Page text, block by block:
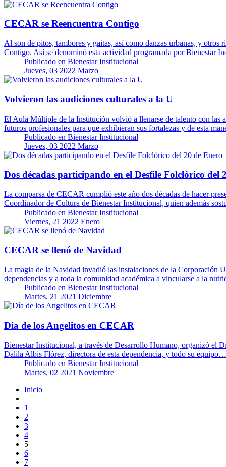
CECAR se Reencuentra Contigo
Al son de pitos, tambores y gaitas, así como danzas urbanas, y otros
Contigo. Así se denominó esta actividad programada por Bienestar
Publicado en Bienestar Institucional
Jueves, 03 2022 Marzo
Volvieron las audiciones culturales a la U
El Aula Múltiple de la Institución volvió a llenarse de talento con las
futuros profesionales para que exhibieran sus fortalezas y de esta
Publicado en Bienestar Institucional
Jueves, 03 2022 Marzo
Dos décadas participando en el Desfile Folclórico del
La comparsa de CECAR cumplió este año dos décadas de hacer
Coordinador de Cultura de Bienestar Institucional, quien además
Publicado en Bienestar Institucional
Viernes, 21 2022 Enero
CECAR se llenó de Navidad
La magia de la Navidad invadió las instalaciones de la Corporación
dependencias y a toda la comunidad académica a vincularse a la
Publicado en Bienestar Institucional
Martes, 21 2021 Diciembre
Día de los Angelitos en CECAR
Bienestar Institucional, a través de Desarrollo Humano, organizó el
Dalila Albis Flórez, directora de esta dependencia, y todo su equipo…
Publicado en Bienestar Institucional
Martes, 02 2021 Noviembre
Inicio
1
2
3
4
5
6
7